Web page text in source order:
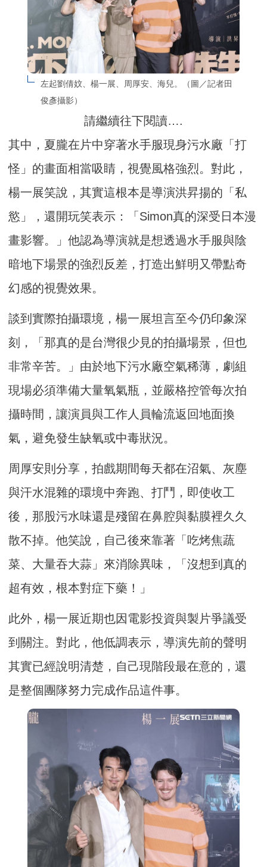
左起劉倩妏、楊一展、周厚安、海兒。（圖／記者田
俊彥攝影）
請繼續往下閱讀….
其中，夏朧在片中穿著水手服現身污水廠「打
怪」的畫面相當吸睛，視覺風格強烈。對此，
楊一展笑說，其實這根本是導演洪昇揚的「私
慾」，還開玩笑表示：「Simon真的深受日本漫
畫影響。」他認為導演就是想透過水手服與陰
暗地下場景的強烈反差，打造出鮮明又帶點奇
幻感的視覺效果。
談到實際拍攝環境，楊一展坦言至今仍印象深
刻，「那真的是台灣很少見的拍攝場景，但也
非常辛苦。」由於地下污水廠空氣稀薄，劇組
現場必須準備大量氧氣瓶，並嚴格控管每次拍
攝時間，讓演員與工作人員輪流返回地面換
氣，避免發生缺氧或中毒狀況。
周厚安則分享，拍戲期間每天都在沼氣、灰塵
與汗水混雜的環境中奔跑、打鬥，即使收工
後，那股污水味還是殘留在鼻腔與黏膜裡久久
散不掉。他笑說，自己後來靠著「吃烤焦蔬
菜、大量吞大蒜」來消除異味，「沒想到真的
超有效，根本對症下藥！」
此外，楊一展近期也因電影投資與製片爭議受
到關注。對此，他低調表示，導演先前的聲明
其實已經說明清楚，自己現階段最在意的，還
是整個團隊努力完成作品這件事。